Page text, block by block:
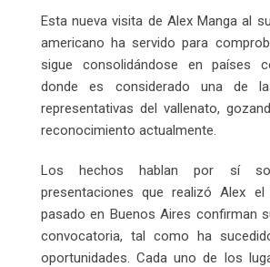
Esta nueva visita de Alex Manga al
americano ha servido para
sigue consolidándose en países
donde es considerado una de
representativas del vallenato,
reconocimiento actualmente.
Los hechos hablan por sí
presentaciones que realizó Alex
pasado en Buenos Aires confirman
convocatoria, tal como ha
oportunidades. Cada uno de los